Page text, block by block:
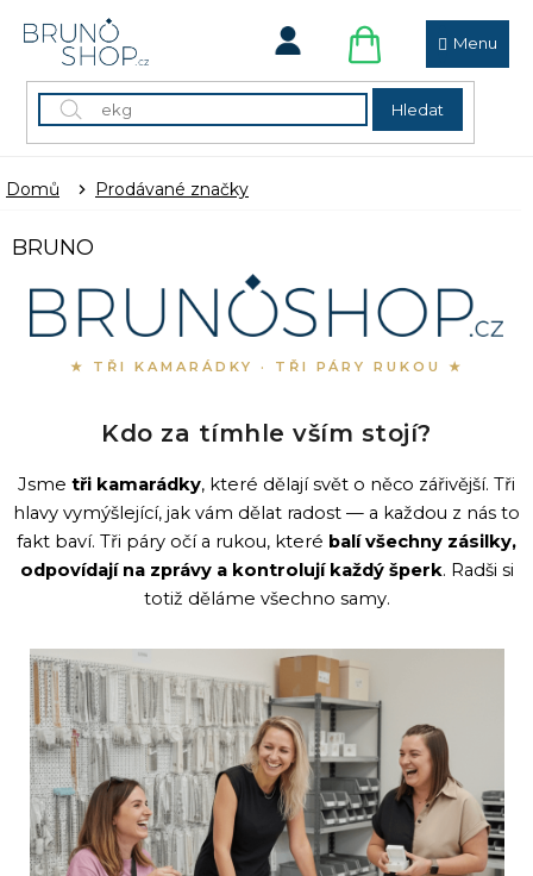
Hledat
NÁKUPNÍ
KOŠÍK
Domů Prodávané značky
BRUNO
★ TŘI KAMARÁDKY · TŘI PÁRY RUKOU ★
Kdo za tímhle vším stojí?
Jsme tři kamarádky, které dělají svět o něco zářivější. Tři
hlavy vymýšlející, jak vám dělat radost — a každou z nás to
fakt baví. Tři páry očí a rukou, které balí všechny zásilky,
odpovídají na zprávy a kontrolují každý šperk. Radši si
totiž děláme všechno samy.
V
ý
u
k
t
ů